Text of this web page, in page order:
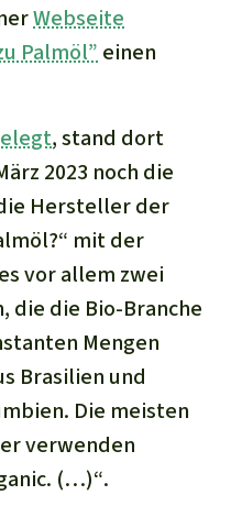
Webseite
Palmöl” einen
, stand dort
2023 noch die
Hersteller der
mit der
vor allem zwei
die die Bio-Branche
Mengen
Brasilien und
Die meisten
verwenden
(…)“.